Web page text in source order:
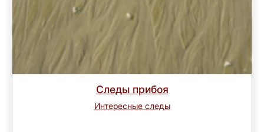
Следы прибоя
Интересные следы